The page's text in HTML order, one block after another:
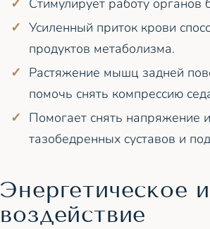
Стимулирует работу органов
Усиленный приток крови
продуктов метаболизма.
Растяжение мышц задней
помочь снять компрессию
Помогает снять напряжение
тазобедренных суставов и
Энергетическое
воздействие